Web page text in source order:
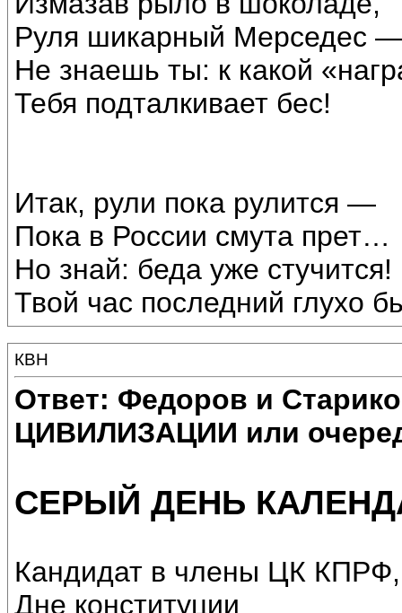
Руля шикарный Мерседес
Не знаешь ты: к какой
Тебя подталкивает бес!
Итак, рули пока рулится —
Пока в России смута прет…
Но знай: беда уже стучится!
Твой час последний глухо
КВН
Ответ: Федоров и
ЦИВИЛИЗАЦИИ или
СЕРЫЙ ДЕНЬ
Кандидат в члены ЦК КПРФ,
Дне конституции